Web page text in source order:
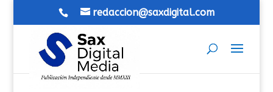
redaccion@saxdigital.com